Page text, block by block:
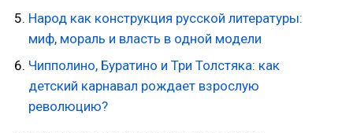
Народ как конструкция русской литературы:
миф, мораль и власть в одной модели
Чипполино, Буратино и Три Толстяка: как
детский карнавал рождает взрослую
революцию?